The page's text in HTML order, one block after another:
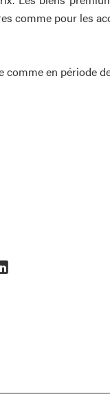
comme pour les
en période